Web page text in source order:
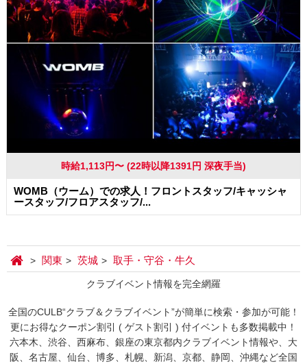
時給1,113円〜 (22時以降1391円 深夜手当)
WOMB（ウーム）での求人！フロントスタッフ/キャッシャ
ースタッフ/フロアスタッフ/...
関東 茨城 取手・守谷・牛久
クラブイベント情報を完全網羅
全国のCULB“クラブ＆クラブイベント”が簡単に検索・参加が可能！
更にお得なクーポン割引 ( ゲスト割引 ) 付イベントも多数掲載中！
六本木、渋谷、西麻布、銀座の東京都内クラブイベント情報や、大
阪、名古屋、仙台、博多、札幌、新潟、京都、静岡、沖縄など全国